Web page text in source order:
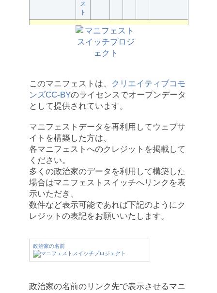
ス
ト
このマニフェストは、
クリエイティブコモ
ンズCC-BYのライセンスでオープンデータ
として提供されています。
マニフェストデータを再利用してウェブサ
イトを構築した方は、
各マニフェストへのクレジットを掲載して
ください。
多くの政治家のデータを利用して構築した
場合はマニフェストスイッチへリンクを表
示いただき、
数件など表示可能であれば下記のようにク
レジットの表記をお願いいたします。
政治家の名前
政治家の名前のリンク先で表示させるマニ